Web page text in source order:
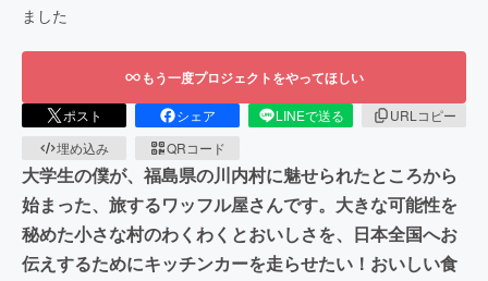
ました
もう一度プロジェクトをやってほしい
ポスト シェア LINEで送る
URLコピー
埋め込み
QRコード
大学生の僕が、福島県の川内村に魅せられたところから
始まった、旅するワッフル屋さんです。大きな可能性を
秘めた小さな村のわくわくとおいしさを、日本全国へお
伝えするためにキッチンカーを走らせたい！おいしい食